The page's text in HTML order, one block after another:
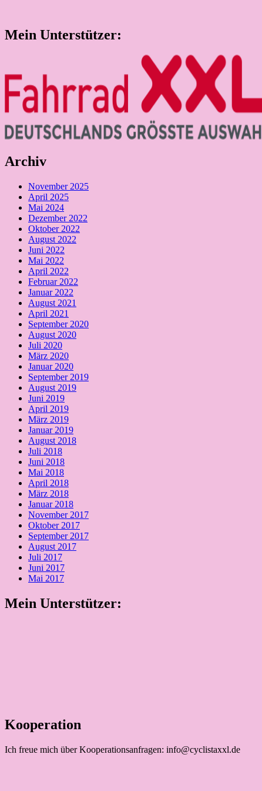
Mein Unterstützer:
Archiv
November 2025
April 2025
Mai 2024
Dezember 2022
Oktober 2022
August 2022
Juni 2022
Mai 2022
April 2022
Februar 2022
Januar 2022
August 2021
April 2021
September 2020
August 2020
Juli 2020
März 2020
Januar 2020
September 2019
August 2019
Juni 2019
April 2019
März 2019
Januar 2019
August 2018
Juli 2018
Juni 2018
Mai 2018
April 2018
März 2018
Januar 2018
November 2017
Oktober 2017
September 2017
August 2017
Juli 2017
Juni 2017
Mai 2017
Mein Unterstützer:
Kooperation
Ich freue mich über Kooperationsanfragen: info@cyclistaxxl.de